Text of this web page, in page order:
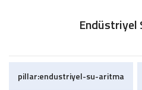
Endüstriyel
pillar:endustriyel-su-aritma